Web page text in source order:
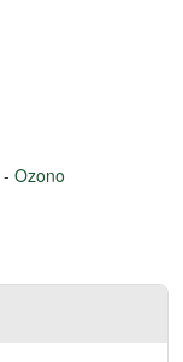
- Ozono